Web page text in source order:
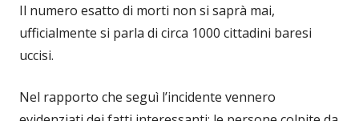
Il numero esatto di morti non si saprà mai,
ufficialmente si parla di circa 1000 cittadini baresi
uccisi.
Nel rapporto che seguì l’incidente vennero